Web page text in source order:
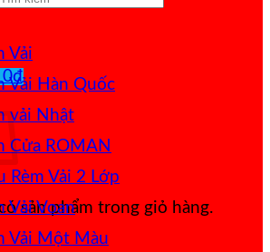
0₫
sản phẩm trong giỏ hàng.
Vải
Vải Hàn Quốc
vải Nhật
Cửa ROMAN
Rèm Vải 2 Lớp
Vải Voan
Vải Một Màu